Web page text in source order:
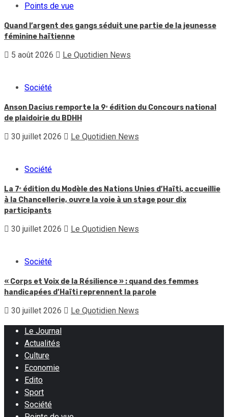
Points de vue
Quand l’argent des gangs séduit une partie de la jeunesse
féminine haïtienne
5 août 2026 Le Quotidien News
Société
Anson Dacius remporte la 9ᵉ édition du Concours national
de plaidoirie du BDHH
30 juillet 2026 Le Quotidien News
Société
La 7ᵉ édition du Modèle des Nations Unies d’Haïti, accueillie
à la Chancellerie, ouvre la voie à un stage pour dix
participants
30 juillet 2026 Le Quotidien News
Société
« Corps et Voix de la Résilience » : quand des femmes
handicapées d’Haïti reprennent la parole
30 juillet 2026 Le Quotidien News
Le Journal
Actualités
Culture
Economie
Edito
Sport
Société